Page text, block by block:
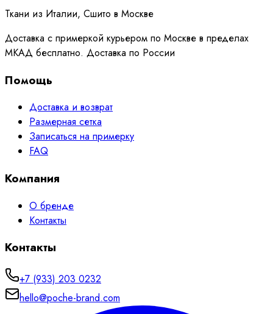
Ткани из Италии, Сшито в Москве
Доставка с примеркой курьером по Москве в пределах
МКАД бесплатно. Доставка по России
Помощь
Доставка и возврат
Размерная сетка
Записаться на примерку
FAQ
Компания
О бренде
Контакты
Контакты
+7 (933) 203 0232
hello@poche-brand.com